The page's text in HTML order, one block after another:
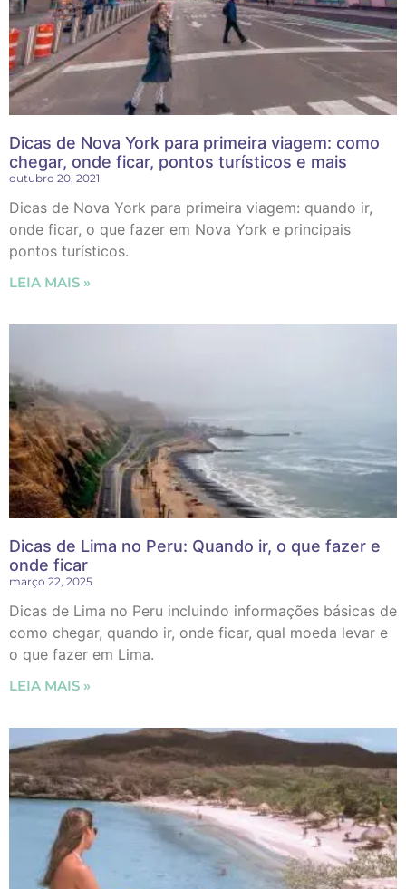
Dicas de Nova York para primeira viagem: como
chegar, onde ficar, pontos turísticos e mais
outubro 20, 2021
Dicas de Nova York para primeira viagem: quando ir,
onde ficar, o que fazer em Nova York e principais
pontos turísticos.
LEIA MAIS »
Dicas de Lima no Peru: Quando ir, o que fazer e
onde ficar
março 22, 2025
Dicas de Lima no Peru incluindo informações básicas de
como chegar, quando ir, onde ficar, qual moeda levar e
o que fazer em Lima.
LEIA MAIS »